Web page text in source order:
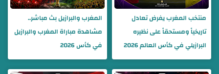
منتخب المغرب يفرض تعادل
تاريخياً ومستحقاً على نظيره
البرازيلي في كأس العالم 2026
المغرب والبرازيل بث مباشر..
مشاهدة مباراة المغرب والبرازيل
في كأس 2026